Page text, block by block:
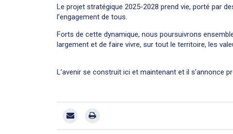
Le projet stratégique 2025-2028 prend vie, porté par
l’engagement de tous.
Forts de cette dynamique, nous poursuivrons
largement et de faire vivre, sur tout le territoire, les
L’avenir se construit ici et maintenant et il s’annonce